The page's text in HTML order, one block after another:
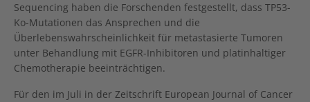
Sequencing haben die Forschenden festgestellt, dass TP53-
Ko-Mutationen das Ansprechen und die
Überlebenswahrscheinlichkeit für metastasierte Tumoren
unter Behandlung mit EGFR-Inhibitoren und platinhaltiger
Chemotherapie beeinträchtigen.
Für den im Juli in der Zeitschrift European Journal of Cancer